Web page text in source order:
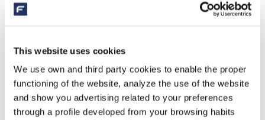
This website uses cookies
We use own and third party cookies to enable the proper
functioning of the website, analyze the use of the website
and show you advertising related to your preferences
through a profile developed from your browsing habits